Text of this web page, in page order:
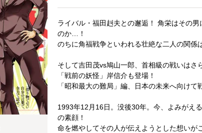
ライバル・福田赳夫との邂逅！ 角栄はその
のか…！
のちに角福戦争といわれる壮絶な二人の関係
そして吉田茂vs鳩山一郎、首相級の戦いはさ
「戦前の妖怪」岸信介も登場！
「昭和最大の難局」編、日本の未来へ向けて
1993年12月16日。没後30年。今、よみがえ
の素顔！
命を燃やしてその人が伝えようとした想いが